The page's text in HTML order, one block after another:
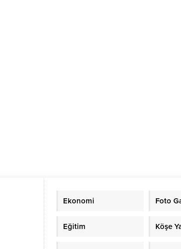
Ekonomi Foto
Eğitim Köşe